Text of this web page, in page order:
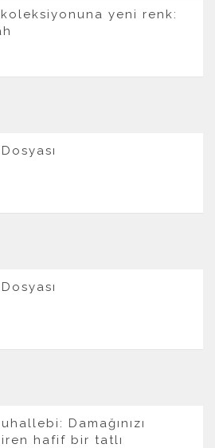
yeni renk:
Damağınızı
hafif bir tatlı